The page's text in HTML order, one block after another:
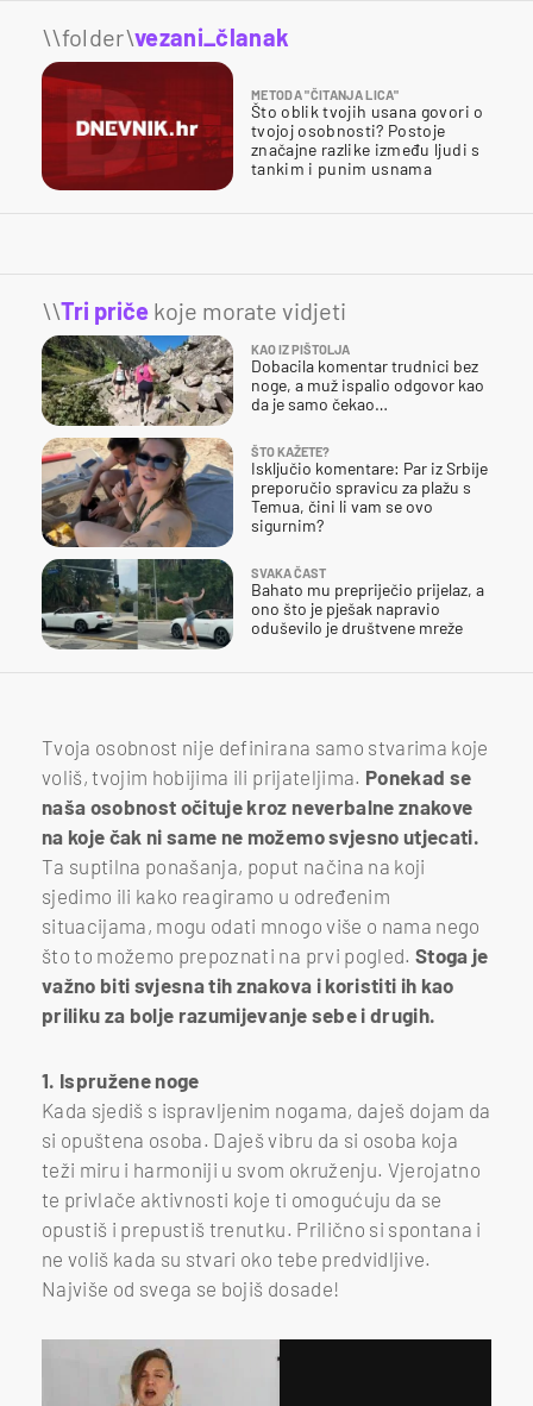
\\folder\vezani_članak
METODA "ČITANJA LICA"
Što oblik tvojih usana govori o
tvojoj osobnosti? Postoje
značajne razlike između ljudi s
tankim i punim usnama
\\Tri priče koje morate vidjeti
KAO IZ PIŠTOLJA
Dobacila komentar trudnici bez
noge, a muž ispalio odgovor kao
da je samo čekao…
ŠTO KAŽETE?
Isključio komentare: Par iz Srbije
preporučio spravicu za plažu s
Temua, čini li vam se ovo
sigurnim?
SVAKA ČAST
Bahato mu prepriječio prijelaz, a
ono što je pješak napravio
oduševilo je društvene mreže
Tvoja osobnost nije definirana samo stvarima koje
voliš, tvojim hobijima ili prijateljima. Ponekad se
naša osobnost očituje kroz neverbalne znakove
na koje čak ni same ne možemo svjesno utjecati.
Ta suptilna ponašanja, poput načina na koji
sjedimo ili kako reagiramo u određenim
situacijama, mogu odati mnogo više o nama nego
što to možemo prepoznati na prvi pogled. Stoga je
važno biti svjesna tih znakova i koristiti ih kao
priliku za bolje razumijevanje sebe i drugih.
1. Ispružene noge
Kada sjediš s ispravljenim nogama, daješ dojam da
si opuštena osoba. Daješ vibru da si osoba koja
teži miru i harmoniji u svom okruženju. Vjerojatno
te privlače aktivnosti koje ti omogućuju da se
opustiš i prepustiš trenutku. Prilično si spontana i
ne voliš kada su stvari oko tebe predvidljive.
Najviše od svega se bojiš dosade!